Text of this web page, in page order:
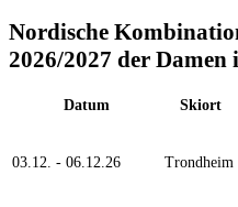
Nordische
2026/2027 der
Datum Skiort
03.12. - 06.12.26 Trondheim